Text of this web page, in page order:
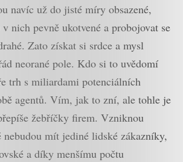
navíc už do jisté míry obsazené,
nich pevně ukotvené a probojovat se
Zato získat si srdce a mysl
neorané pole. Kdo si to uvědomí
trh s miliardami potenciálních
agentů. Vím, jak to zní, ale tohle je
žebříčky firem. Vzniknou
nebudou mít jediné lidské zákazníky,
a díky menšímu počtu